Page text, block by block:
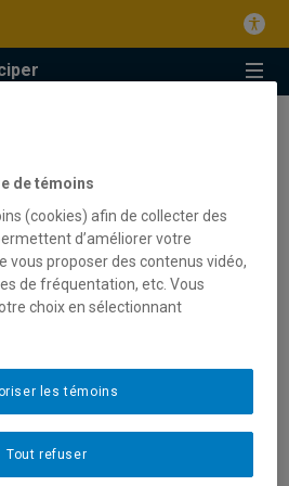
de témoins
(cookies) afin de collecter des
d’améliorer votre
vous proposer des contenus vidéo,
de fréquentation, etc. Vous
choix en sélectionnant
Tout refuser
les témoins